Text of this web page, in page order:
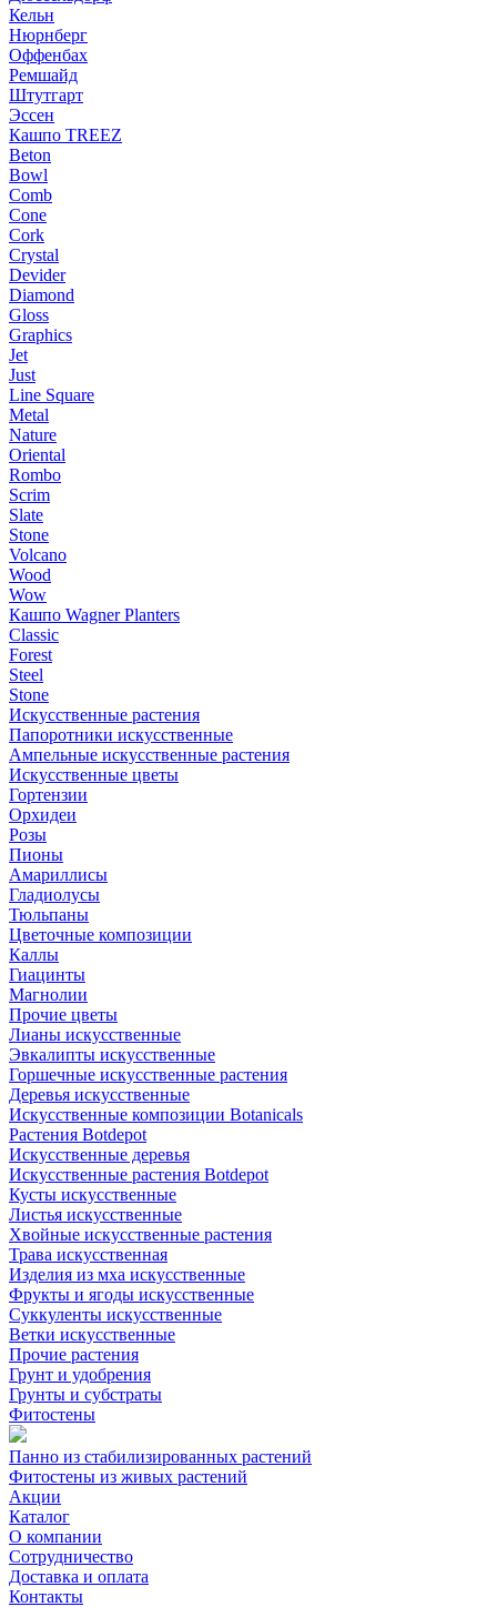
Кельн
Нюрнберг
Оффенбах
Ремшайд
Штутгарт
Эссен
Кашпо TREEZ
Beton
Bowl
Comb
Cone
Cork
Crystal
Devider
Diamond
Gloss
Graphics
Jet
Just
Line Square
Metal
Nature
Oriental
Rombo
Scrim
Slate
Stone
Volcano
Wood
Wow
Кашпо Wagner Planters
Classic
Forest
Steel
Stone
Искусственные растения
Папоротники искусственные
Ампельные искусственные растения
Искусственные цветы
Гортензии
Орхидеи
Розы
Пионы
Амариллисы
Гладиолусы
Тюльпаны
Цветочные композиции
Каллы
Гиацинты
Магнолии
Прочие цветы
Лианы искусственные
Эвкалипты искусственные
Горшечные искусственные растения
Деревья искусственные
Искусственные композиции Botanicals
Растения Botdepot
Искусственные деревья
Искусственные растения Botdepot
Кусты искусственные
Листья искусственные
Хвойные искусственные растения
Трава искусственная
Изделия из мха искусственные
Фрукты и ягоды искусственные
Суккуленты искусственные
Ветки искусственные
Прочие растения
Грунт и удобрения
Грунты и субстраты
Фитостены
Панно из стабилизированных растений
Фитостены из живых растений
Акции
Каталог
О компании
Сотрудничество
Доставка и оплата
Контакты